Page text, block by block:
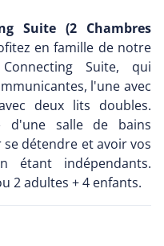
Suite (2 Chambres
en famille de notre
Suite, qui
l'une avec
deux lits doubles.
d'une salle de bains
détendre et avoir vos
étant indépendants.
2 adultes + 4 enfants.